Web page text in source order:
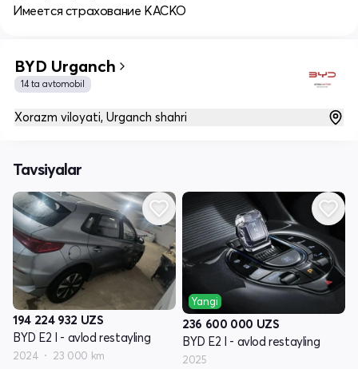
Имеется страхование КАСКО
BYD Urganch
14 ta avtomobil
Xorazm viloyati, Urganch shahri
Tavsiyalar
194 224 932 UZS
BYD E2 I - avlod restayling
2024 23 000 km
Yangi
236 600 000 UZS
BYD E2 I - avlod restayling
2025